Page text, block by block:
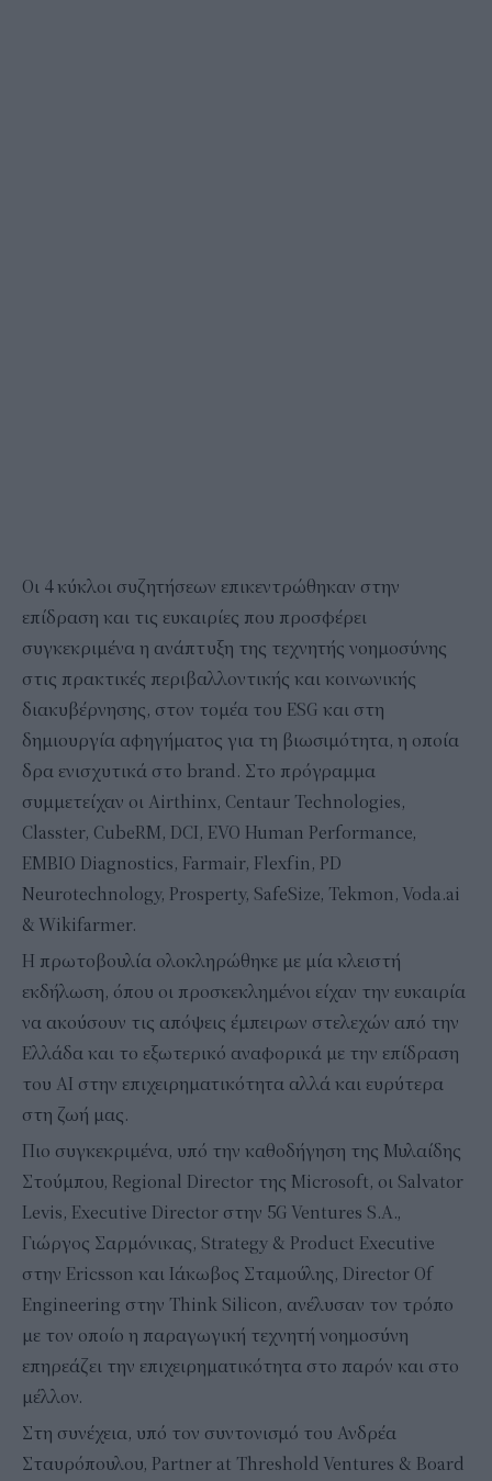
Οι 4 κύκλοι συζητήσεων επικεντρώθηκαν στην
επίδραση και τις ευκαιρίες που προσφέρει
συγκεκριμένα η ανάπτυξη της τεχνητής νοημοσύνης
στις πρακτικές περιβαλλοντικής και κοινωνικής
διακυβέρνησης, στον τομέα του ESG και στη
δημιουργία αφηγήματος για τη βιωσιμότητα, η οποία
δρα ενισχυτικά στο brand. Στο πρόγραμμα
συμμετείχαν οι Airthinx, Centaur Technologies,
Classter, CubeRM, DCI, EVO Human Performance,
EMBIO Diagnostics, Farmair, Flexfin, PD
Neurotechnology, Prosperty, SafeSize, Tekmon, Voda.ai
& Wikifarmer.
H πρωτοβουλία ολοκληρώθηκε με μία κλειστή
εκδήλωση, όπου οι προσκεκλημένοι είχαν την ευκαιρία
να ακούσουν τις απόψεις έμπειρων στελεχών από την
Ελλάδα και το εξωτερικό αναφορικά με την επίδραση
του AI στην επιχειρηματικότητα αλλά και ευρύτερα
στη ζωή μας.
Πιο συγκεκριμένα, υπό την καθοδήγηση της Μυλαίδης
Στούµπου, Regional Director της Microsoft, οι Salvator
Levis, Executive Director στην 5G Ventures S.A.,
Γιώργος Σαρμόνικας, Strategy & Product Executive
στην Ericsson και Ιάκωβος Σταμούλης, Director Of
Engineering στην Think Silicon, ανέλυσαν τον τρόπο
με τον οποίο η παραγωγική τεχνητή νοημοσύνη
επηρεάζει την επιχειρηματικότητα στο παρόν και στο
μέλλον.
Στη συνέχεια, υπό τον συντονισμό του Ανδρέα
Σταυρόπουλου, Partner at Threshold Ventures & Board